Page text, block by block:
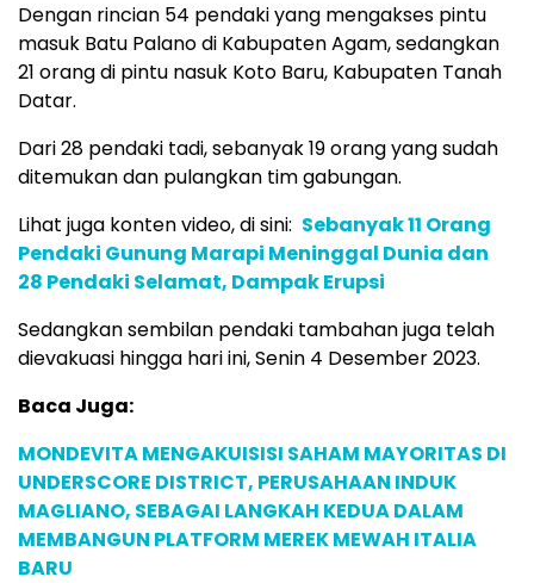
Dengan rincian 54 pendaki yang mengakses pintu
masuk Batu Palano di Kabupaten Agam, sedangkan
21 orang di pintu nasuk Koto Baru, Kabupaten Tanah
Datar.
Dari 28 pendaki tadi, sebanyak 19 orang yang sudah
ditemukan dan pulangkan tim gabungan.
Lihat juga konten video, di sini: Sebanyak 11 Orang
Pendaki Gunung Marapi Meninggal Dunia dan
28 Pendaki Selamat, Dampak Erupsi
Sedangkan sembilan pendaki tambahan juga telah
dievakuasi hingga hari ini, Senin 4 Desember 2023.
Baca Juga:
MONDEVITA MENGAKUISISI SAHAM MAYORITAS DI
UNDERSCORE DISTRICT, PERUSAHAAN INDUK
MAGLIANO, SEBAGAI LANGKAH KEDUA DALAM
MEMBANGUN PLATFORM MEREK MEWAH ITALIA
BARU